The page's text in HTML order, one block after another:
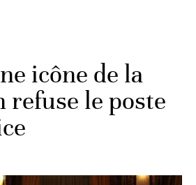
icône de la
refuse le poste